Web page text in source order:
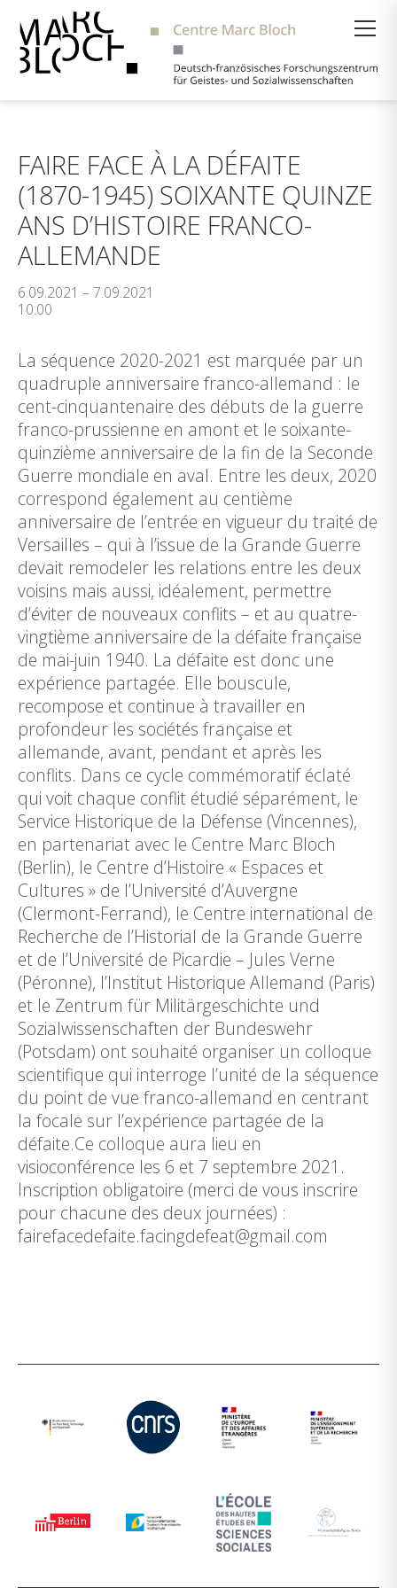
FAIRE FACE À LA DÉFAITE
(1870-1945) SOIXANTE QUINZE
ANS D’HISTOIRE FRANCO-
ALLEMANDE
6.09.2021 – 7.09.2021
10:00
La séquence 2020-2021 est marquée par un
quadruple anniversaire franco-allemand : le
cent-cinquantenaire des débuts de la guerre
franco-prussienne en amont et le soixante-
quinzième anniversaire de la fin de la Seconde
Guerre mondiale en aval. Entre les deux, 2020
correspond également au centième
anniversaire de l’entrée en vigueur du traité de
Versailles – qui à l’issue de la Grande Guerre
devait remodeler les relations entre les deux
voisins mais aussi, idéalement, permettre
d’éviter de nouveaux conflits – et au quatre-
vingtième anniversaire de la défaite française
de mai-juin 1940. La défaite est donc une
expérience partagée. Elle bouscule,
recompose et continue à travailler en
profondeur les sociétés française et
allemande, avant, pendant et après les
conflits. Dans ce cycle commémoratif éclaté
qui voit chaque conflit étudié séparément, le
Service Historique de la Défense (Vincennes),
en partenariat avec le Centre Marc Bloch
(Berlin), le Centre d’Histoire « Espaces et
Cultures » de l’Université d’Auvergne
(Clermont-Ferrand), le Centre international de
Recherche de l’Historial de la Grande Guerre
et de l’Université de Picardie – Jules Verne
(Péronne), l’Institut Historique Allemand (Paris)
et le Zentrum für Militärgeschichte und
Sozialwissenschaften der Bundeswehr
(Potsdam) ont souhaité organiser un colloque
scientifique qui interroge l’unité de la séquence
du point de vue franco-allemand en centrant
la focale sur l’expérience partagée de la
défaite.Ce colloque aura lieu en
visioconférence les 6 et 7 septembre 2021.
Inscription obligatoire (merci de vous inscrire
pour chacune des deux journées) :
fairefacedefaite.facingdefeat@gmail.com